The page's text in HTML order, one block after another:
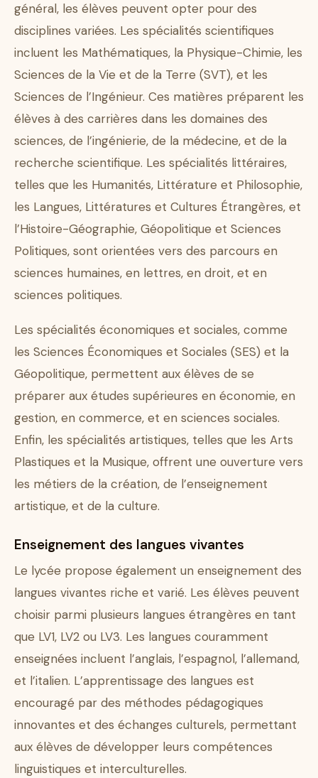
général, les élèves peuvent opter pour des
disciplines variées. Les spécialités scientifiques
incluent les Mathématiques, la Physique-Chimie, les
Sciences de la Vie et de la Terre (SVT), et les
Sciences de l’Ingénieur. Ces matières préparent les
élèves à des carrières dans les domaines des
sciences, de l’ingénierie, de la médecine, et de la
recherche scientifique. Les spécialités littéraires,
telles que les Humanités, Littérature et Philosophie,
les Langues, Littératures et Cultures Étrangères, et
l’Histoire-Géographie, Géopolitique et Sciences
Politiques, sont orientées vers des parcours en
sciences humaines, en lettres, en droit, et en
sciences politiques.
Les spécialités économiques et sociales, comme
les Sciences Économiques et Sociales (SES) et la
Géopolitique, permettent aux élèves de se
préparer aux études supérieures en économie, en
gestion, en commerce, et en sciences sociales.
Enfin, les spécialités artistiques, telles que les Arts
Plastiques et la Musique, offrent une ouverture vers
les métiers de la création, de l’enseignement
artistique, et de la culture.
Enseignement des langues vivantes
Le lycée propose également un enseignement des
langues vivantes riche et varié. Les élèves peuvent
choisir parmi plusieurs langues étrangères en tant
que LV1, LV2 ou LV3. Les langues couramment
enseignées incluent l’anglais, l’espagnol, l’allemand,
et l’italien. L’apprentissage des langues est
encouragé par des méthodes pédagogiques
innovantes et des échanges culturels, permettant
aux élèves de développer leurs compétences
linguistiques et interculturelles.